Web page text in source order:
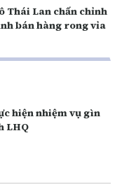
Thái Lan chấn chỉnh
bán hàng rong vỉa
hiện nhiệm vụ gìn
LHQ